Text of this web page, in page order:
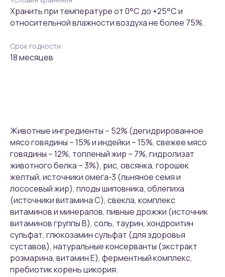
Хранить при температуре от 0°С до +25°С и
относительной влажности воздуха не более 75%.
Срок годности:
18 месяцев
Животные ингредиенты – 52% (дегидрированное
мясо говядины – 15% и индейки – 15%, свежее мясо
говядины – 12%, топленый жир – 7%, гидролизат
животного белка – 3%), рис, овсянка, горошек
желтый, источники омега-3 (льняное семя и
лососевый жир), плоды шиповника, облепиха
(источники витамина С), свекла, комплекс
витаминов и минералов, пивные дрожжи (источник
витаминов группы В), соль, таурин, хондроитин
сульфат, глюкозамин сульфат (для здоровья
суставов), натуральные консерванты (экстракт
розмарина, витамин Е), ферментный комплекс,
пребиотик корень цикория.